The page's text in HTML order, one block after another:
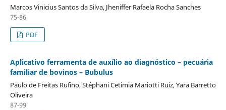
Marcos Vinicius Santos da Silva, Jheniffer Rafaela Rocha Sanches
75-86
PDF
Aplicativo ferramenta de auxílio ao diagnóstico – pecuária
familiar de bovinos – Bubulus
Paulo de Freitas Rufino, Stéphani Cetimia Mariotti Ruiz, Yara Barretto
Oliveira
87-99